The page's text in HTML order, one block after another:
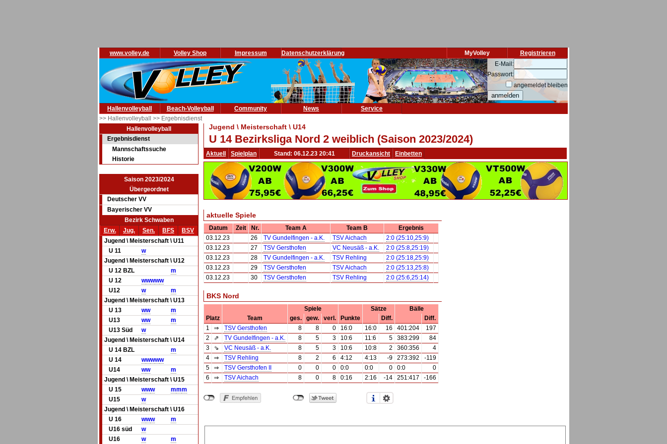
www.volley.de Volley Shop Impressum Datenschutzerklärung Registrieren
MyVolley
E-Mail:
Passwort:
angemeldet bleiben
Hallenvolleyball Beach-Volleyball Community News
Service
>> Hallenvolleyball >> Ergebnisdienst
Hallenvolleyball
Ergebnisdienst
Mannschaftssuche
Historie
Saison 2023/2024
Übergeordnet
Deutscher VV
Bayerischer VV
Bezirk Schwaben
Erw.
Jug. Sen. BFS
BSV
Jugend \ Meisterschaft \ U11
U 11
w
Jugend \ Meisterschaft \ U12
U 12 BZL
m
U 12
wwwww
U12
w
m
Jugend \ Meisterschaft \ U13
U 13
ww
m
U13
ww
m
U13 Süd
w
Jugend \ Meisterschaft \ U14
U 14 BZL
m
U 14
wwwww
U14
ww
m
Jugend \ Meisterschaft \ U15
U 15
www mmm
U15
w
Jugend \ Meisterschaft \ U16
U 16
www
m
U16 süd
w
U16
w m
Jugend \ Meisterschaft \ U14
U 14 Bezirksliga Nord 2 weiblich (Saison 2023/2024)
Aktuell Spielplan Stand: 06.12.23 20:41 Druckansicht Einbetten
aktuelle Spiele
Datum Zeit Nr. Team A Team B
Ergebnis
03.12.23
26 TV Gundelfingen - a.K. TSV Aichach
2:0 (25:10,25:9)
03.12.23
27 TSV Gersthofen VC Neusäß - a.K.
2:0 (25:8,25:19)
03.12.23
28 TV Gundelfingen - a.K. TSV Rehling
2:0 (25:18,25:9)
03.12.23
29 TSV Gersthofen TSV Aichach
2:0 (25:13,25:8)
03.12.23
30 TSV Gersthofen TSV Rehling 2:0 (25:6,25:14)
BKS Nord
Spiele Sätze
Bälle
Platz
Team ges. gew. verl. Punkte Diff.
Diff.
1
⇒ TSV Gersthofen 8 8 0 16:0 16:0 16 401:204
197
2
⇗ TV Gundelfingen - a.K. 8 5 3 10:6 11:6 5 383:299
84
3
⇘ VC Neusäß - a.K. 8 5 3 10:6 10:8 2 360:356
4
4
⇒ TSV Rehling 8 2 6 4:12 4:13 -9 273:392
-119
5
⇒ TSV Gersthofen II 0 0 0 0:0 0:0 0 0:0
0
6
⇒ TSV Aichach 8 0 8 0:16 2:16 -14 251:417 -166